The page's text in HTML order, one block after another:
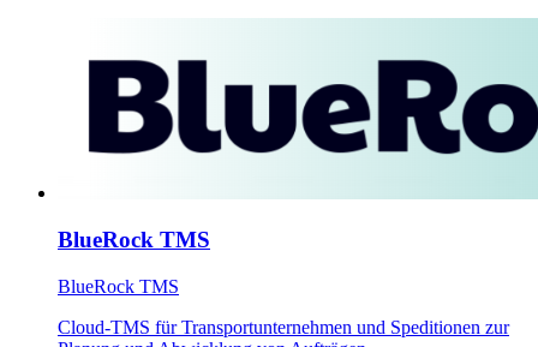
BlueRock TMS
BlueRock TMS
Cloud-TMS für Transportunternehmen und Speditionen zur